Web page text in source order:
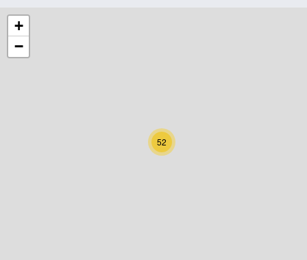
Niederösterreich
Oberösterreich
52
+
−